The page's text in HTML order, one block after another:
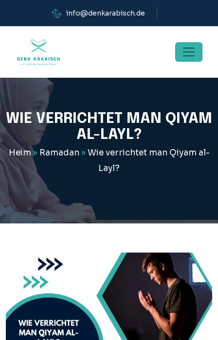
info@denkarabisch.de
WIE VERRICHTET MAN QIYAM
AL-LAYL?
Heim» Ramadan » Wie verrichtet man Qiyam al-
Layl?